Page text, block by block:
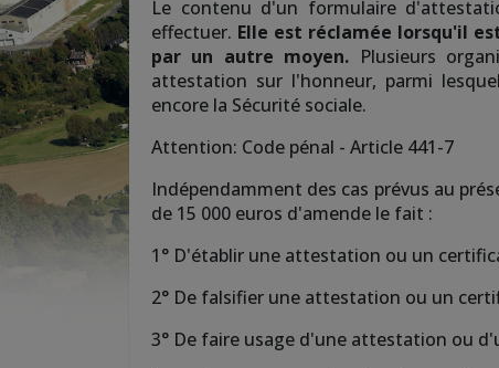
Le contenu d'un formulaire
effectuer. Elle est réclamée lorsqu'il
par un autre moyen. Plusieurs
attestation sur l'honneur, parmi
encore la Sécurité sociale.
Attention: Code pénal - Article 441-7
Indépendamment des cas prévus au
de 15 000 euros d'amende le fait :
1° D'établir une attestation ou un
2° De falsifier une attestation ou un
3° De faire usage d'une attestation ou